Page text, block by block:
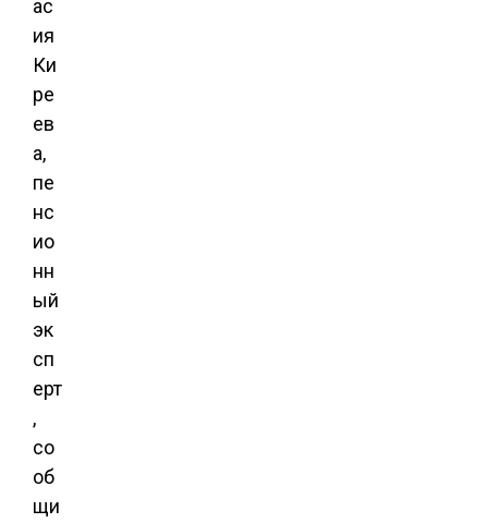
ас
ия
Ки
ре
ев
а,
пе
нс
ио
нн
ый
эк
сп
ерт
,
со
об
щи